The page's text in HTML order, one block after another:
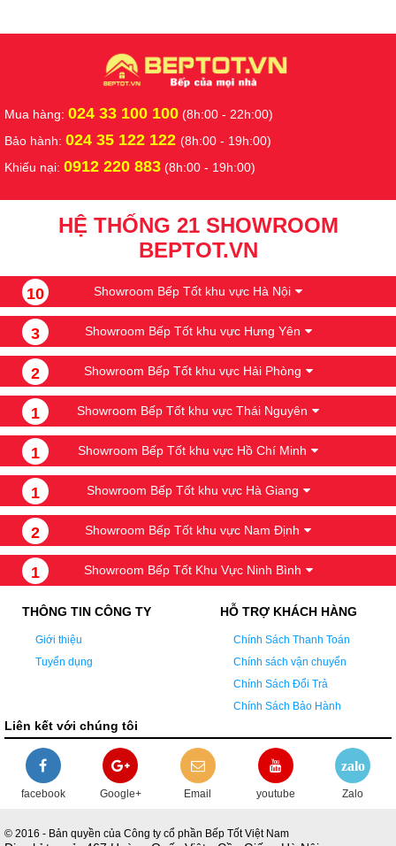
Mua hàng: 024 33 100 100 (8h:00 - 22h:00)
Bảo hành: 024 35 122 122 (8h:00 - 19h:00)
Khiếu nại: 0912 220 883 (8h:00 - 19h:00)
HỆ THỐNG 21 SHOWROOM
BEPTOT.VN
10 Showroom Bếp Tốt khu vực Hà Nội
3 Showroom Bếp Tốt khu vực Hưng Yên
2 Showroom Bếp Tốt khu vực Hải Phòng
1 Showroom Bếp Tốt khu vực Thái Nguyên
1 Showroom Bếp Tốt khu vực Hồ Chí Minh
1 Showroom Bếp Tốt khu vực Hà Giang
2 Showroom Bếp Tốt khu vực Nam Định
1 Showroom Bếp Tốt Khu Vực Ninh Bình
THÔNG TIN CÔNG TY
Giới thiệu
Tuyển dụng
HỖ TRỢ KHÁCH HÀNG
Chính Sách Thanh Toán
Chính sách vận chuyển
Chính Sách Đổi Trả
Chính Sách Bảo Hành
Liên kết với chúng tôi
facebook Google+ Email youtube
zalo
Zalo
© 2016 - Bản quyền của Công ty cổ phần Bếp Tốt Việt Nam